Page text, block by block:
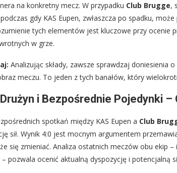
na konkretny mecz. W przypadku Club Brugge,
gdy KAS Eupen, zwłaszcza po spadku,
tych elementów jest kluczowe przy ocenie
w grze.
Analizując składy, zawsze sprawdzaj doniesienia
meczu. To jeden z tych banałów, który
i Bezpośrednie Pojedynki
spotkań między KAS Eupen a Club
sił. Wynik 4:0 jest mocnym argumentem
się zmieniać. Analiza ostatnich meczów obu ekip
pozwala ocenić aktualną dyspozycję i potencjalną